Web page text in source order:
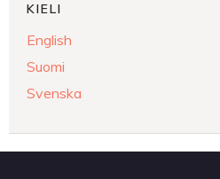
KIELI
English
Suomi
Svenska